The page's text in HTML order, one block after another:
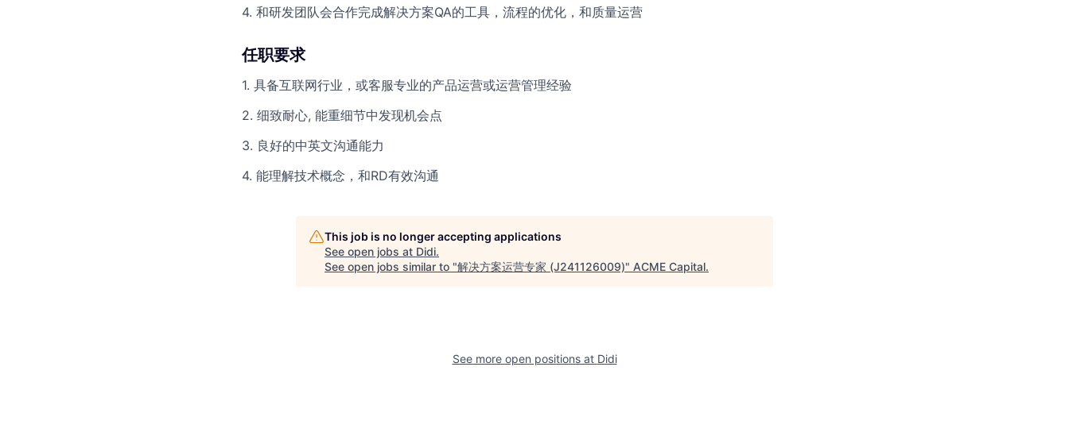
4. 和研发团队会合作完成解决方案QA的工具，流程的优化，和质量运营
任职要求
1. 具备互联网行业，或客服专业的产品运营或运营管理经验
2. 细致耐心, 能重细节中发现机会点
3. 良好的中英文沟通能力
4. 能理解技术概念，和RD有效沟通
This job is no longer accepting applications
See open jobs at Didi.
See open jobs similar to "解决方案运营专家 (J241126009)" ACME Capital.
See more open positions at Didi